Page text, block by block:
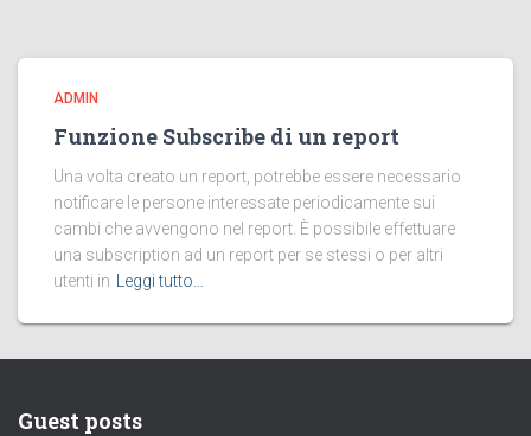
ADMIN
Funzione Subscribe di un report
Una volta creato un report, potrebbe essere necessario
notificare le persone interessate periodicamente sui
cambi che avvengono nel report. È possibile effettuare
una subscription ad un report per se stessi o per altri
utenti in
Leggi tutto…
Guest posts